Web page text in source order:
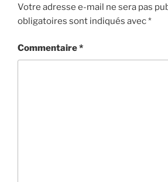
Votre adresse e-mail ne sera pas
obligatoires sont indiqués avec*
Commentaire*